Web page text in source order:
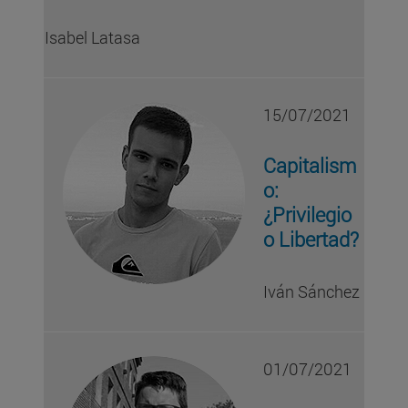
Isabel Latasa
15/07/2021
Capitalism
o:
¿Privilegio
o Libertad?
Iván Sánchez
01/07/2021